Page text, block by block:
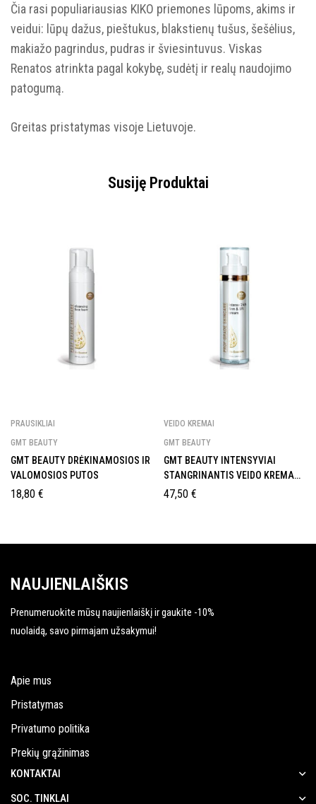
Čia rasi populiariausias KIKO priemones lūpoms, akims ir
veidui: lūpų dažus, pieštukus, blakstienų tušus, šešėlius,
makiažo pagrindus, pudras ir šviesintuvus. Viskas
Renatos atrinkta pagal kokybę, sudėtį ir realų naudojimo
patogumą.
Greitas pristatymas visoje Lietuvoje.
Susiję Produktai
PRAUSIKLIAI
GMT BEAUTY
GMT BEAUTY DRĖKINAMOSIOS IR
VALOMOSIOS PUTOS
18,80 €
VEIDO KREMAI
GMT BEAUTY
GMT BEAUTY INTENSYVIAI
STANGRINANTIS VEIDO KREMAS
SU PAKĖLIMO EFEKTU (INTENSE
47,50 €
NAUJIENLAIŠKIS
Prenumeruokite mūsų naujienlaiškį ir gaukite -10%
nuolaidą, savo pirmajam užsakymui!
Apie mus
Pristatymas
Privatumo politika
Prekių grąžinimas
KONTAKTAI
SOC. TINKLAI